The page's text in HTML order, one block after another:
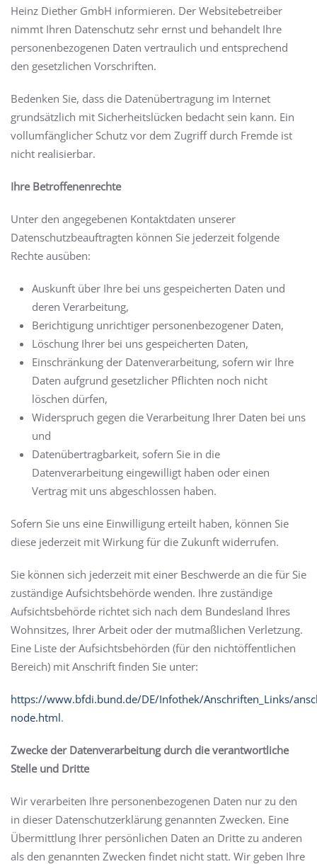
Heinz Diether GmbH informieren. Der Websitebetreiber
nimmt Ihren Datenschutz sehr ernst und behandelt Ihre
personenbezogenen Daten vertraulich und entsprechend
den gesetzlichen Vorschriften.
Bedenken Sie, dass die Datenübertragung im Internet
grundsätzlich mit Sicherheitslücken bedacht sein kann. Ein
vollumfänglicher Schutz vor dem Zugriff durch Fremde ist
nicht realisierbar.
Ihre Betroffenenrechte
Unter den angegebenen Kontaktdaten unserer
Datenschutzbeauftragten können Sie jederzeit folgende
Rechte ausüben:
Auskunft über Ihre bei uns gespeicherten Daten und
deren Verarbeitung,
Berichtigung unrichtiger personenbezogener Daten,
Löschung Ihrer bei uns gespeicherten Daten,
Einschränkung der Datenverarbeitung, sofern wir Ihre
Daten aufgrund gesetzlicher Pflichten noch nicht
löschen dürfen,
Widerspruch gegen die Verarbeitung Ihrer Daten bei uns
und
Datenübertragbarkeit, sofern Sie in die
Datenverarbeitung eingewilligt haben oder einen
Vertrag mit uns abgeschlossen haben.
Sofern Sie uns eine Einwilligung erteilt haben, können Sie
diese jederzeit mit Wirkung für die Zukunft widerrufen.
Sie können sich jederzeit mit einer Beschwerde an die für Sie
zuständige Aufsichtsbehörde wenden. Ihre zuständige
Aufsichtsbehörde richtet sich nach dem Bundesland Ihres
Wohnsitzes, Ihrer Arbeit oder der mutmaßlichen Verletzung.
Eine Liste der Aufsichtsbehörden (für den nichtöffentlichen
Bereich) mit Anschrift finden Sie unter:
https://www.bfdi.bund.de/DE/Infothek/Anschriften_Links/
node.html.
Zwecke der Datenverarbeitung durch die verantwortliche
Stelle und Dritte
Wir verarbeiten Ihre personenbezogenen Daten nur zu den
in dieser Datenschutzerklärung genannten Zwecken. Eine
Übermittlung Ihrer persönlichen Daten an Dritte zu anderen
als den genannten Zwecken findet nicht statt. Wir geben Ihre